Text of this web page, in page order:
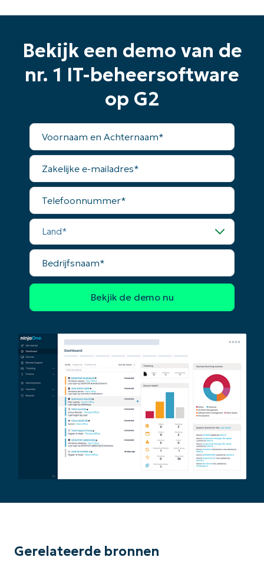
Bekijk een demo van de
nr. 1 IT-beheersoftware
op G2
Voornaam
Achternaam*
Zakelijke
mailadres*
Telefoonnummer*
Land*
Bedrijfsnaam*
Gerelateerde bronnen
last
email*
Phone
number*
Company
name*